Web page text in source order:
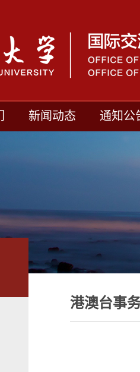
新闻动态 通知公
港澳台事